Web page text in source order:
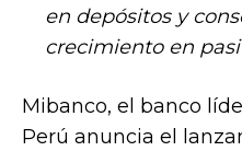
en depósitos y
crecimiento en
Mibanco, el banco
Perú anuncia el